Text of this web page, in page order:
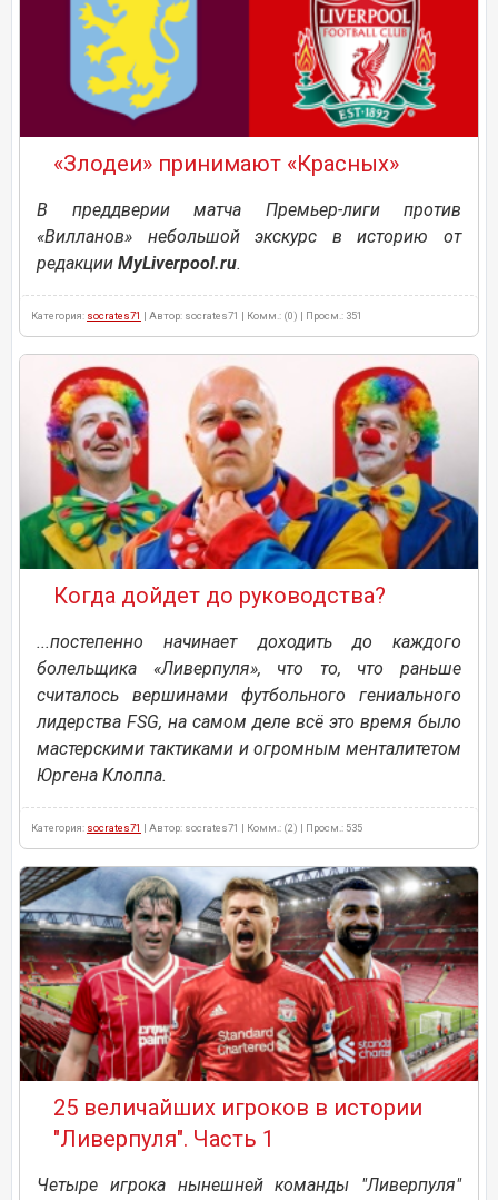
«Злодеи» принимают «Красных»
В преддверии матча Премьер-лиги против
«Вилланов» небольшой экскурс в историю от
редакции MyLiverpool.ru.
Категория: socrates71 | Автор: socrates71 | Комм.: (0) | Просм.: 351
Когда дойдет до руководства?
...постепенно начинает доходить до каждого
болельщика «Ливерпуля», что то, что раньше
считалось вершинами футбольного гениального
лидерства FSG, на самом деле всё это время было
мастерскими тактиками и огромным менталитетом
Юргена Клоппа.
Категория: socrates71 | Автор: socrates71 | Комм.: (2) | Просм.: 535
25 величайших игроков в истории
"Ливерпуля". Часть 1
Четыре игрока нынешней команды "Ливерпуля"